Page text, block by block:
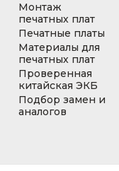
Монтаж
печатных плат
Печатные платы
Материалы для
печатных плат
Проверенная
китайская ЭКБ
Подбор замен и
аналогов